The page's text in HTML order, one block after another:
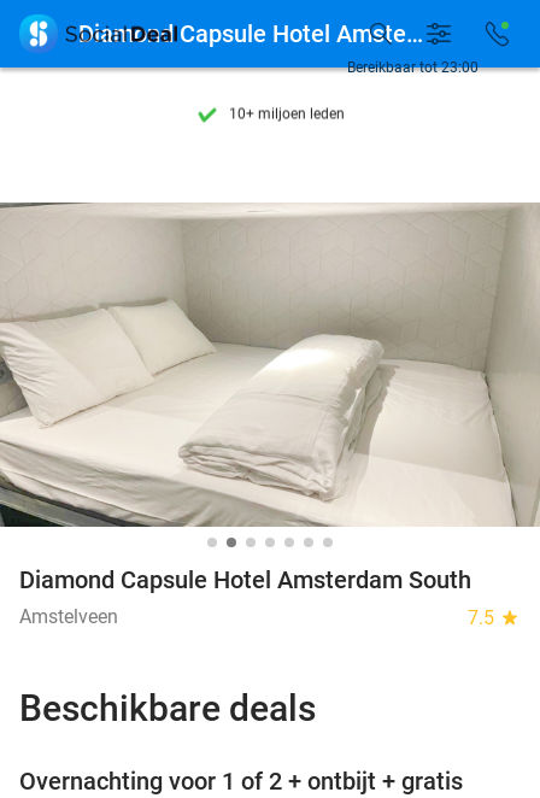
7 dagen per week beschikbaar
10+ miljoen leden
Bereikbaar tot 23:00
 Diamond Capsule Hotel Amsterdam South
Diamond Capsule Hotel Amsterdam South
Amstelveen 7.5 star
Beschikbare deals
Overnachting voor 1 of 2 + ontbijt + gratis